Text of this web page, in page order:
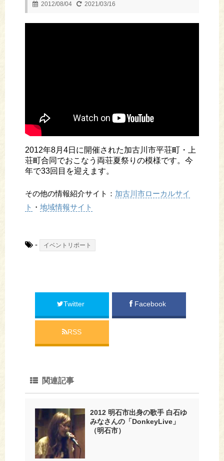
2012/08/04 2021/03/16
2012年8月4日に開催された加古川市平荘町・上
荘町合同でおこなう両荘夏祭りの模様です。今
年で33回目を迎えます。
その他の情報紹介サイト： 加古川市ローカルサイ
ト ・ 地域情報サイト
- イベントリポート
Twitter Facebook
RSS
関連記事
2012 明石市出身の歌手 白石ゆ
みなさんの「DonkeyLive」
（明石市）